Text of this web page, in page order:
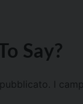
Say?
I